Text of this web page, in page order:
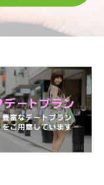
終わる系のやつよく
す(;o;)